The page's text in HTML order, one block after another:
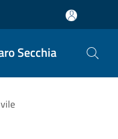
Secchia